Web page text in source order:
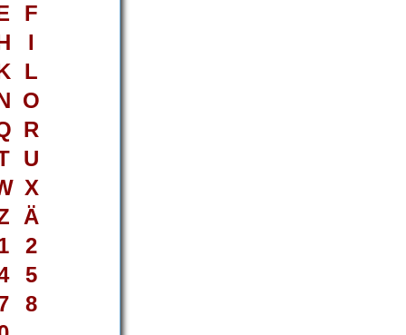
F
I
L
O
R
U
X
Ä
2
5
8